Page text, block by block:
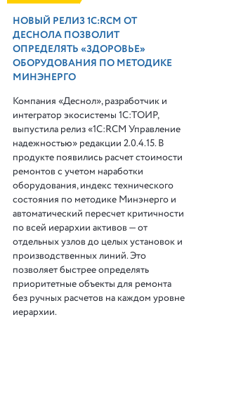
НОВЫЙ РЕЛИЗ 1С:RCM ОТ
ДЕСНОЛА ПОЗВОЛИТ
ОПРЕДЕЛЯТЬ «ЗДОРОВЬЕ»
ОБОРУДОВАНИЯ ПО МЕТОДИКЕ
МИНЭНЕРГО
Компания «Деснол», разработчик и
интегратор экосистемы 1С:ТОИР,
выпустила релиз «1С:RCM Управление
надежностью» редакции 2.0.4.15. В
продукте появились расчет стоимости
ремонтов с учетом наработки
оборудования, индекс технического
состояния по методике Минэнерго и
автоматический пересчет критичности
по всей иерархии активов — от
отдельных узлов до целых установок и
производственных линий. Это
позволяет быстрее определять
приоритетные объекты для ремонта
без ручных расчетов на каждом уровне
иерархии.